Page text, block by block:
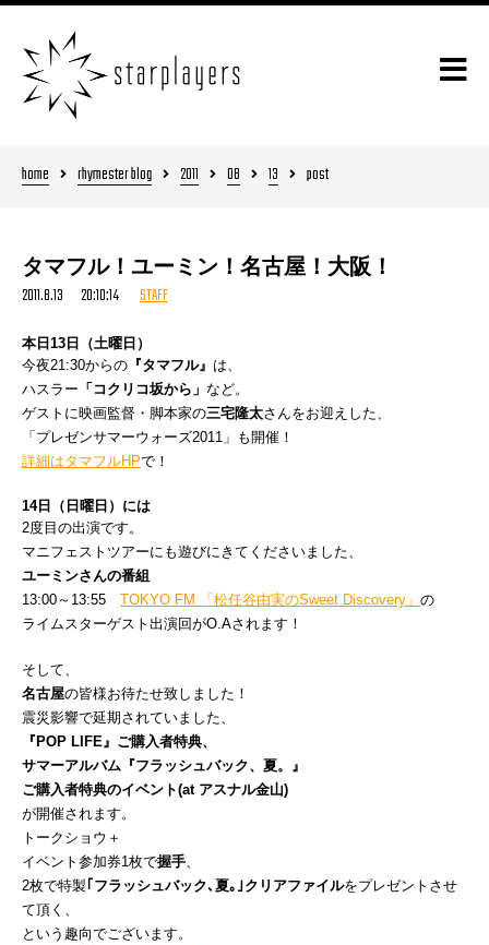
home rhymester blog 2011 08 13 post
タマフル！ユーミン！名古屋！大阪！
2011.8.13 20:10:14 STAFF
本日13日（土曜日）
今夜21:30からの 『タマフル』 は、
ハスラー 「コクリコ坂から」 など。
ゲストに映画監督・脚本家の三宅隆太さんをお迎えした、
「プレゼンサマーウォーズ2011」も開催！
詳細はタマフルHPで！
14日（日曜日）には
2度目の出演です。
マニフェストツアーにも遊びにきてくださいました、
ユーミンさんの番組
13:00～13:55 TOKYO FM 「松任谷由実のSweet Discovery」 の
ライムスターゲスト出演回がO.Aされます！
そして、
名古屋の皆様お待たせ致しました！
震災影響で延期されていました、
『POP LIFE』ご購入者特典、
サマーアルバム『フラッシュバック、夏。』
ご購入者特典のイベント(at アスナル金山)
が開催されます。
トークショウ＋
イベント参加券1枚で握手
2枚で特製 ｢フラッシュバック､夏｡｣クリアファイルをプレゼントさせ
て頂く、
という趣向でございます。